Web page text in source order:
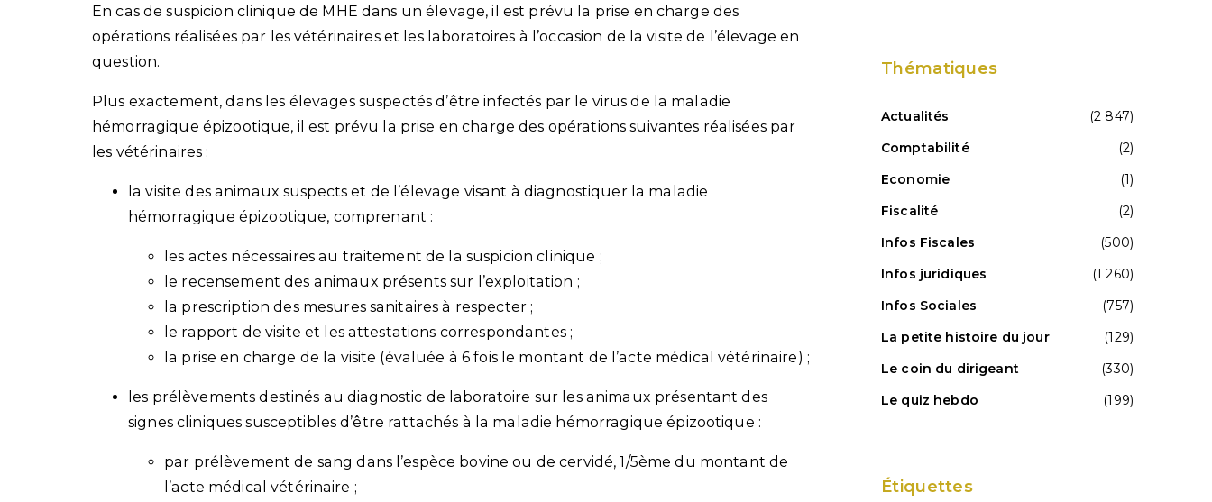
En cas de suspicion clinique de MHE dans un élevage, il est prévu la prise en charge des
opérations réalisées par les vétérinaires et les laboratoires à l’occasion de la visite de l’élevage en
question.
Plus exactement, dans les élevages suspectés d’être infectés par le virus de la maladie
hémorragique épizootique, il est prévu la prise en charge des opérations suivantes réalisées par
les vétérinaires :
la visite des animaux suspects et de l’élevage visant à diagnostiquer la maladie
hémorragique épizootique, comprenant :
les actes nécessaires au traitement de la suspicion clinique ;
le recensement des animaux présents sur l’exploitation ;
la prescription des mesures sanitaires à respecter ;
le rapport de visite et les attestations correspondantes ;
la prise en charge de la visite (évaluée à 6 fois le montant de l’acte médical vétérinaire) ;
les prélèvements destinés au diagnostic de laboratoire sur les animaux présentant des
signes cliniques susceptibles d’être rattachés à la maladie hémorragique épizootique :
par prélèvement de sang dans l’espèce bovine ou de cervidé, 1/5ème du montant de
l’acte médical vétérinaire ;
Thématiques
Actualités
(2 847)
Comptabilité
(2)
Economie
(1)
Fiscalité
(2)
Infos Fiscales
(500)
Infos juridiques
(1 260)
Infos Sociales
(757)
La petite histoire du jour
(129)
Le coin du dirigeant
(330)
Le quiz hebdo
(199)
Étiquettes